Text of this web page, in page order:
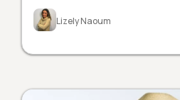
Lizely Naoum